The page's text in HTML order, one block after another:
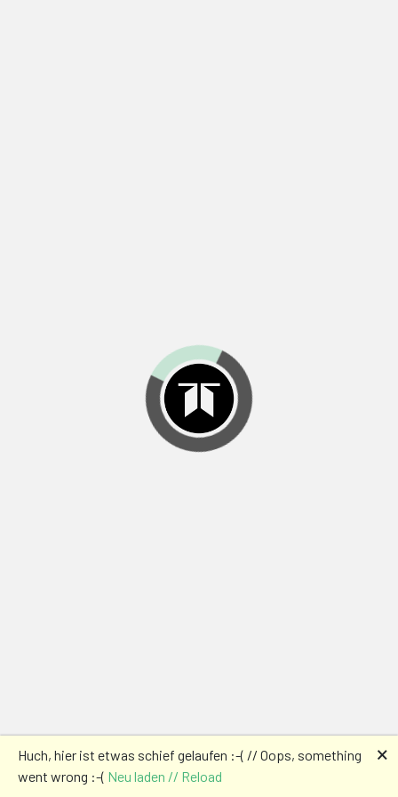
Huch, hier ist etwas schief gelaufen :-( // Oops, something
went wrong :-( Neu laden // Reload
🗙